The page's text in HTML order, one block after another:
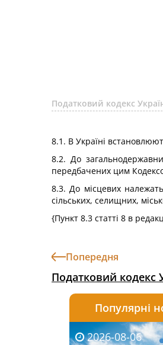
Податковий кодекс
8.1. В Україні
8.2. До
передбачених цим
8.3. До місцевих
сільських, селищних,
{Пункт 8.3 статті 8 в
Попередня
Податковий кодекс
Популярні
2026-08-06
2026-08-03